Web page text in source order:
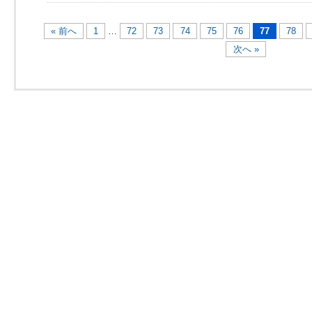
« 前へ 1 … 72 73 74 75 76 77
78
次へ »